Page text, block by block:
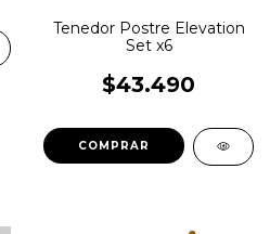
Tenedor Postre Elevation
Set x6
$43.490